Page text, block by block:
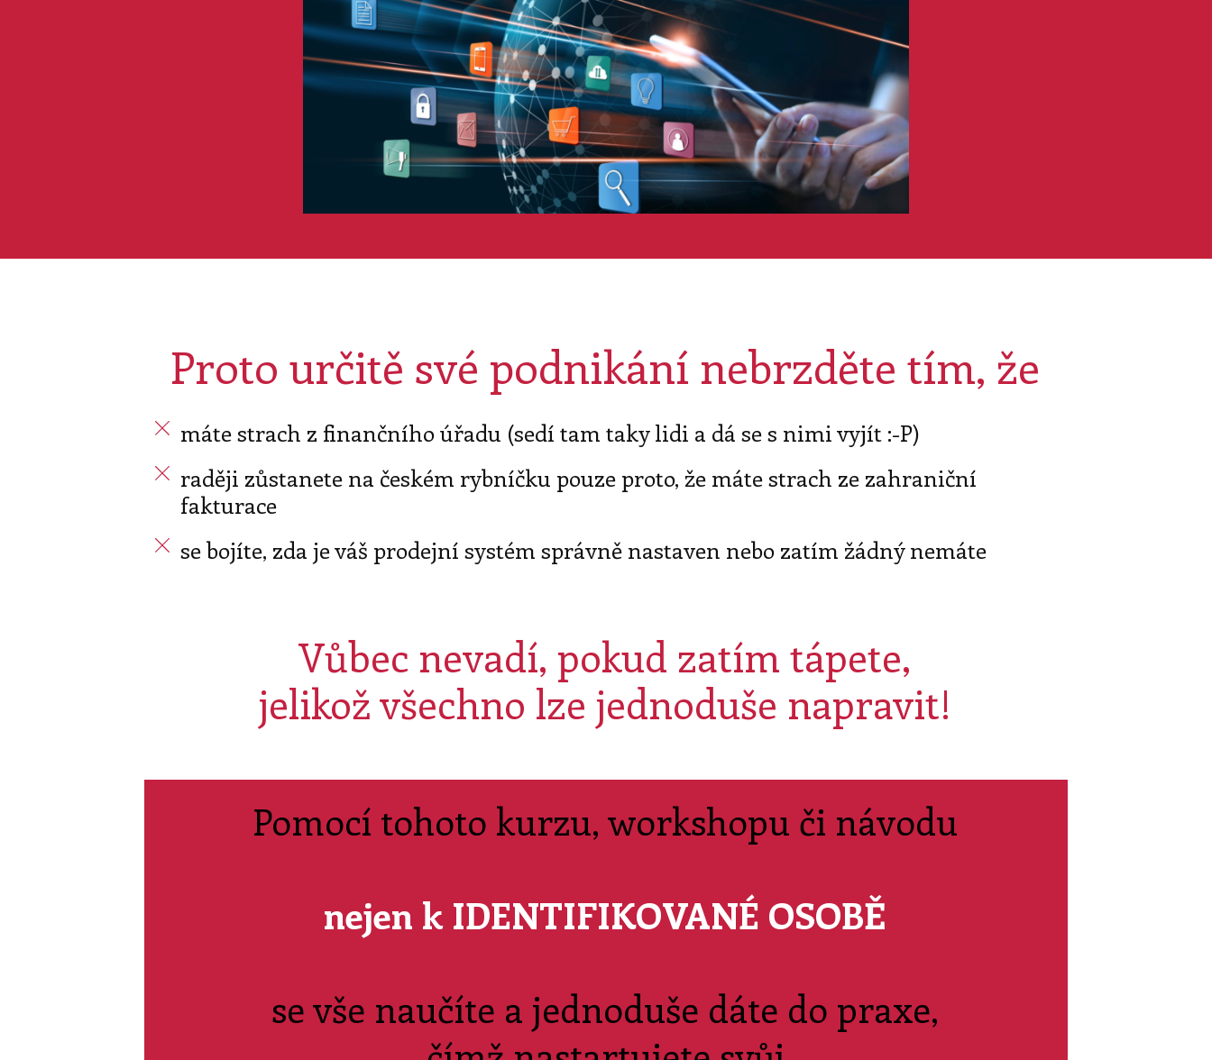
Proto určitě své podnikání nebrzděte tím, že
máte strach z finančního úřadu (sedí tam taky lidi a dá se s nimi vyjít :-P)
raději zůstanete na českém rybníčku pouze proto, že máte strach ze zahraniční
fakturace
se bojíte, zda je váš prodejní systém správně nastaven nebo zatím žádný nemáte
Vůbec nevadí, pokud zatím tápete,
jelikož všechno lze jednoduše napravit!
Pomocí tohoto kurzu, workshopu či návodu
nejen k IDENTIFIKOVANÉ OSOBĚ
se vše naučíte a jednoduše dáte do praxe,